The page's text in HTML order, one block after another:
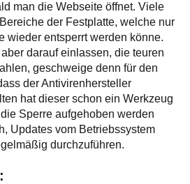
man die Webseite öffnet. Viele
der Festplatte, welche nur
wieder entsperrt werden könne.
darauf einlassen, die teuren
geschweige denn für den
der Antivirenhersteller
hat dieser schon ein Werkzeug
Sperre aufgehoben werden
Updates vom Betriebssystem
durchzuführen.